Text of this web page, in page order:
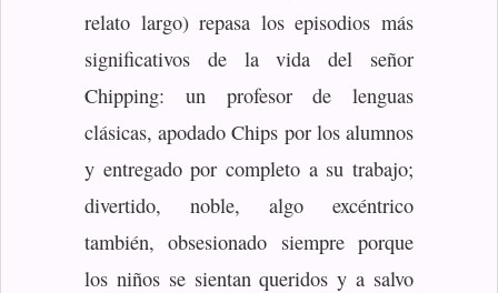
relato largo) repasa los episodios más
significativos de la vida del señor
Chipping: un profesor de lenguas
clásicas, apodado Chips por los alumnos
y entregado por completo a su trabajo;
divertido, noble, algo excéntrico
también, obsesionado siempre porque
los niños se sientan queridos y a salvo